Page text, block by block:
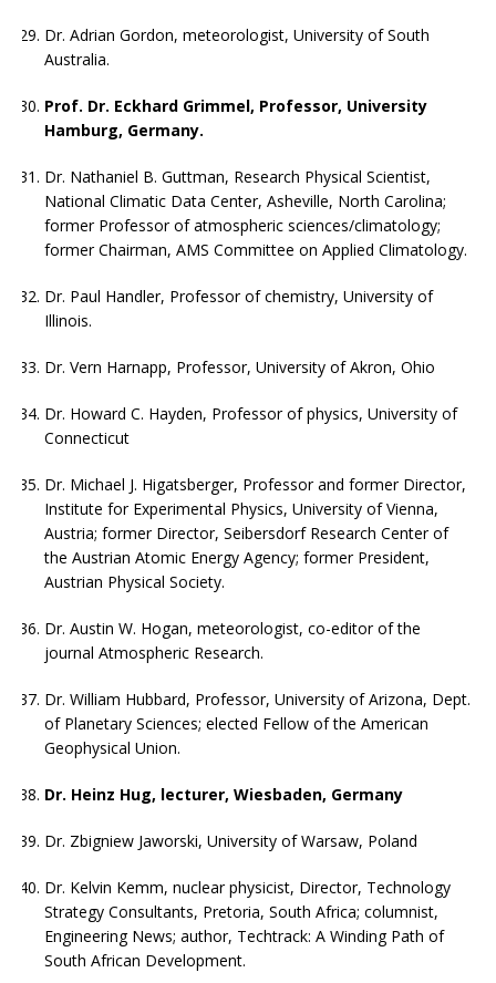
Dr. Adrian Gordon, meteorologist, University of South
Australia.
Prof. Dr. Eckhard Grimmel, Professor, University
Hamburg, Germany.
Dr. Nathaniel B. Guttman, Research Physical Scientist,
National Climatic Data Center, Asheville, North Carolina;
former Professor of atmospheric sciences/climatology;
former Chairman, AMS Committee on Applied Climatology.
Dr. Paul Handler, Professor of chemistry, University of
Illinois.
Dr. Vern Harnapp, Professor, University of Akron, Ohio
Dr. Howard C. Hayden, Professor of physics, University of
Connecticut
Dr. Michael J. Higatsberger, Professor and former Director,
Institute for Experimental Physics, University of Vienna,
Austria; former Director, Seibersdorf Research Center of
the Austrian Atomic Energy Agency; former President,
Austrian Physical Society.
Dr. Austin W. Hogan, meteorologist, co-editor of the
journal Atmospheric Research.
Dr. William Hubbard, Professor, University of Arizona, Dept.
of Planetary Sciences; elected Fellow of the American
Geophysical Union.
Dr. Heinz Hug, lecturer, Wiesbaden, Germany
Dr. Zbigniew Jaworski, University of Warsaw, Poland
Dr. Kelvin Kemm, nuclear physicist, Director, Technology
Strategy Consultants, Pretoria, South Africa; columnist,
Engineering News; author, Techtrack: A Winding Path of
South African Development.